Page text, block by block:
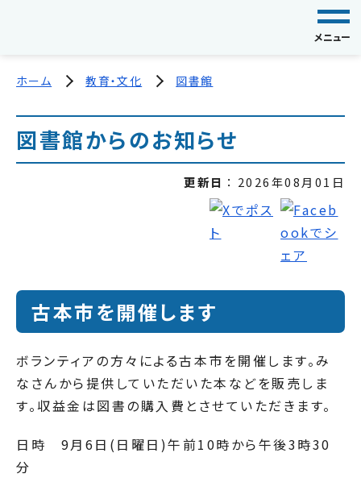
メニュー
ホーム 教育・文化 図書館
図書館からのお知らせ
更新日 2026年08月01日
古本市を開催します
ボランティアの方々による古本市を開催します。み
なさんから提供していただいた本などを販売しま
す。収益金は図書の購入費とさせていただきます。
日時 9月6日(日曜日)午前10時から午後3時30
分